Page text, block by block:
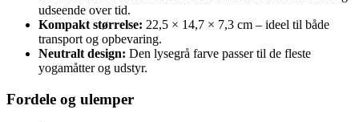
udseende over tid.
Kompakt størrelse: 22,5 × 14,7 × 7,3 cm – ideel til både
transport og opbevaring.
Neutralt design: Den lysegrå farve passer til de fleste
yogamåtter og udstyr.
Fordele og ulemper